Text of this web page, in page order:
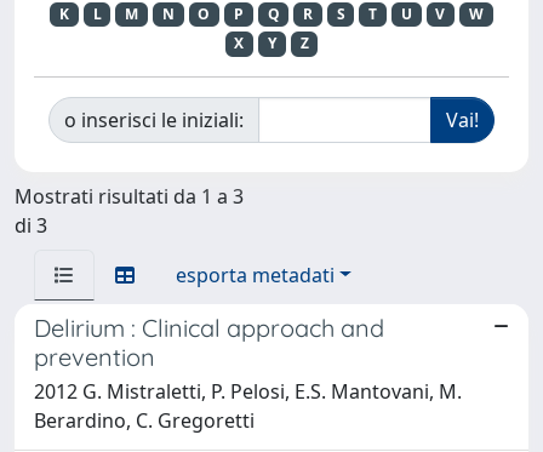
K
L M N O P Q R S T U V
W
X
Y Z
o inserisci le iniziali:
Mostrati risultati da 1 a 3
di 3
esporta metadati
Delirium : Clinical approach and
prevention
2012 G. Mistraletti, P. Pelosi, E.S. Mantovani, M.
Berardino, C. Gregoretti